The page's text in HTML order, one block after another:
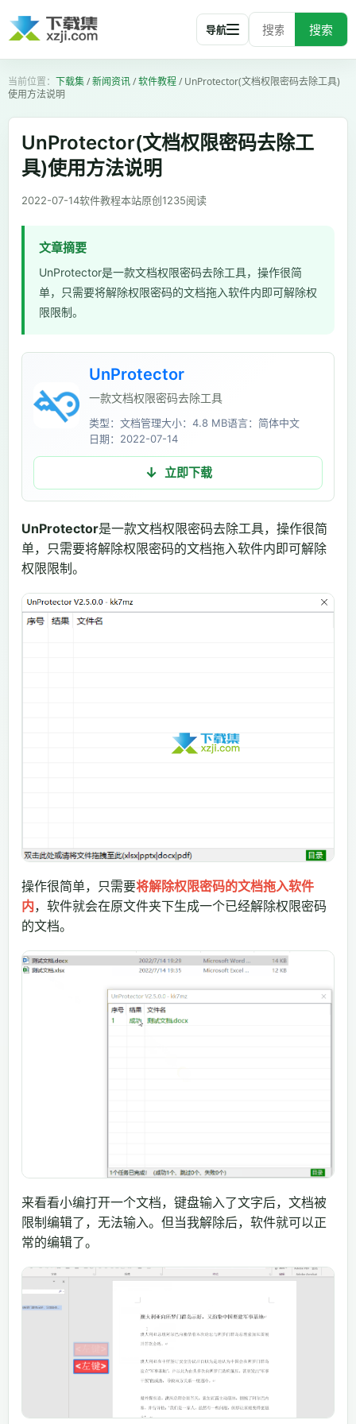
搜索
导航
下载集/新闻资讯/软件教程/UnProtector(文档权限密码去除工具)
使用方法说明
UnProtector(文档权限密码去除工
具)使用方法说明
2022-07-14软件教程本站原创1235阅读
文章摘要
UnProtector是一款文档权限密码去除工具，操作很简
单，只需要将解除权限密码的文档拖入软件内即可解除权
限限制。
UnProtector
一款文档权限密码去除工具
类型：文档管理大小：4.8 MB语言：简体中文
日期：2022-07-14
立即下载
UnProtector是一款文档权限密码去除工具，操作很简
单，只需要将解除权限密码的文档拖入软件内即可解除
权限限制。
操作很简单，只需要将解除权限密码的文档拖入软件
内，软件就会在原文件夹下生成一个已经解除权限密码
的文档。
来看看小编打开一个文档，键盘输入了文字后，文档被
限制编辑了，无法输入。但当我解除后，软件就可以正
常的编辑了。